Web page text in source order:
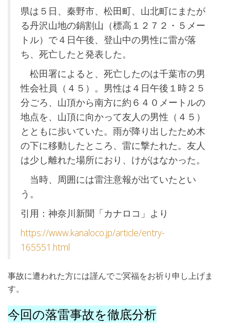
県は５日、秦野市、松田町、山北町にまたが
る丹沢山地の鍋割山（標高１２７２・５メー
トル）で４日午後、登山中の男性に雷が落
ち、死亡したと発表した。
松田署によると、死亡したのは千葉市の男
性会社員（４５）。男性は４日午後１時２５
分ごろ、山頂から南方に約６４０メートルの
地点を、山頂に向かって友人の男性（４５）
とともに歩いていた。雨が降り出したため木
の下に移動したところ、雷に撃たれた。友人
は少し離れた場所におり、けがはなかった。
当時、周囲には雷注意報が出ていたとい
う。
引用：神奈川新聞「カナロコ」より
https://www.kanaloco.jp/article/entry-
165551.html
事故に遭われた方には謹んでご冥福をお祈り申し上げま
す。
今回の落雷事故を徹底分析